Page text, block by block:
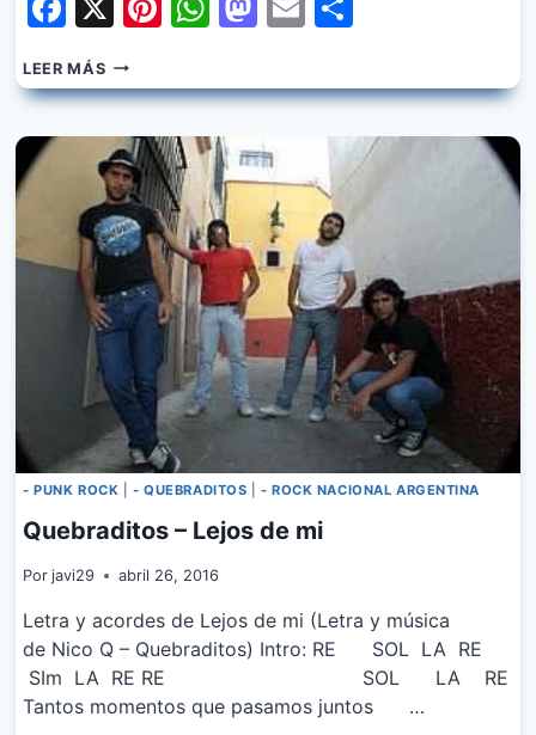
LEER MÁSQUEBRADITOS
–
NO
SALIR
- PUNK ROCK |- QUEBRADITOS |- ROCK NACIONAL ARGENTINA
Quebraditos – Lejos de mi
Por javi29 abril 26, 2016
Letra y acordes de Lejos de mi (Letra y música
de Nico Q – Quebraditos) Intro: RE SOL LA RE
SIm LA RE RE SOL LA RE
Tantos momentos que pasamos juntos …